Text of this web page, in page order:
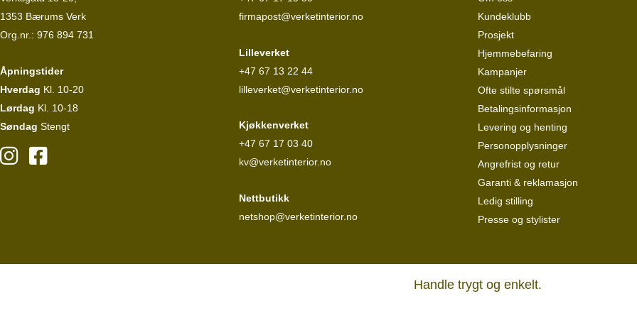
1353 Bærums Verk
Org.nr.: 976 894 731
Åpningstider
Hverdag Kl. 10-20
Lørdag Kl. 10-18
Søndag Stengt
firmapost@verketinterior.no
Lilleverket
+47 67 13 22 44
lilleverket@verketinterior.no
Kjøkkenverket
+47 67 17 03 40
kv@verketinterior.no
Nettbutikk
netshop@verketinterior.no
Kundeklubb
Prosjekt
Hjemmebefaring
Kampanjer
Ofte stilte spørsmål
Betalingsinformasjon
Levering og henting
Personopplysninger
Angrefrist og retur
Garanti & reklamasjon
Ledig stilling
Presse og stylister
Handle trygt og enkelt.